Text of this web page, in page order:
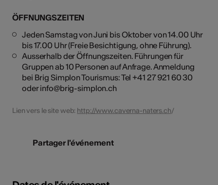
ÖFFNUNGSZEITEN
Jeden Samstag von Juni bis Oktober von 14.00 Uhr
bis 17.00 Uhr (Freie Besichtigung, ohne Führung).
Ausserhalb der Öffnungszeiten. Führungen für
Gruppen ab 10 Personen auf Anfrage. Anmeldung
bei Brig Simplon Tourismus: Tel +41 27 921 60 30
oder info@brig-simplon.ch
Lien vers le site web: http://www.caverna-naters.ch/
Partager l'événement